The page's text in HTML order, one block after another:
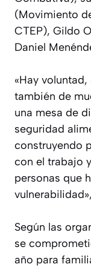
(Movimiento
CTEP), Gildo
Daniel
«Hay
también de
una mesa de
seguridad
construyendo
con el trabajo
personas que
Según las
se
año para